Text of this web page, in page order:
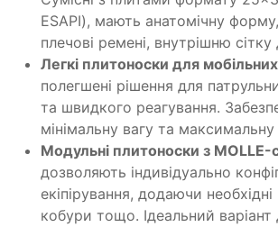
ESAPI), мають анатомічну
плечові ремені, внутрішню сітку
Легкі плитоноски для
полегшені рішення для
та швидкого реагування.
мінімальну вагу та
Модульні плитоноски з
дозволяють індивідуально
екіпірування, додаючи необхідні
кобури тощо. Ідеальний